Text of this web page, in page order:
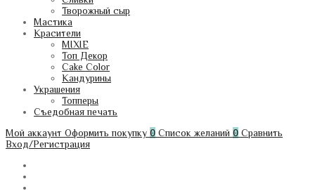
Творожный сыр
Мастика
Красители
MIXIE
Топ Декор
Cake Color
Кандурины
Украшения
Топперы
Съедобная печать
Мой аккаунт Оформить покупку 0 Список желаний 0 Сравнить
Вход/Регистрация